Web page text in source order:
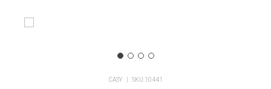
CASY 10441